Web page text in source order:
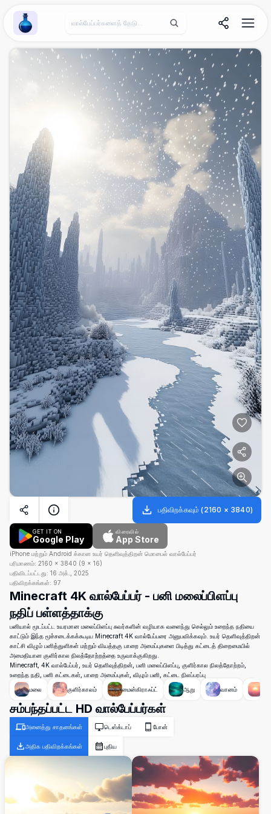
Wallpaper Alchemy
பதிவிறக்கவும் (2160 × 3840)
GET IT ON
Google Play
விரைவில்
App Store
iPhone மற்றும் Android க்கான உயர் தெளிவுத்திறன் மொபைல் வால்பேப்பர்
பரிமாணம்: 2160 × 3840 (9 × 16)
பதிவிடப்பட்டது: 16 அக்., 2025
பதிவிறக்கங்கள்: 97
Minecraft 4K வால்பேப்பர் - பனி மலைப்பிளப்பு
நதிப் பள்ளத்தாக்கு
பனியால் மூடப்பட்ட உயரமான மலைப்பிளப்பு சுவர்களின் வழியாக வளைந்து செல்லும் உறைந்த நதியை
காட்டும் இந்த மூச்சடைக்கக்கூடிய Minecraft 4K வால்பேப்பரை அனுபவிக்கவும். உயர் தெளிவுத்திறன்
காட்சி விழும் பனித்துளிகள் மற்றும் வியத்தகு பாறை அமைப்புகளை பிடித்து கட்டைத் திறைமையில்
அமைதியான குளிர்கால நிலத்தோற்றத்தை உருவாக்குகிறது.
Minecraft, 4K வால்பேப்பர், உயர் தெளிவுத்திறன், பனி மலைப்பிளப்பு, குளிர்கால நிலத்தோற்றம்,
உறைந்த நதி, பனி கட்டைகள், பாறை அமைப்புகள், விழும் பனி, கட்டை நிலப்பரப்பு
மலை
குளிர்காலம் மைன்கிராஃப்ட் ஆறு வானம்
சம்பந்தப்பட்ட HD வால்பேப்பர்கள்
அனைத்து சாதனங்கள் டெஸ்க்டாப் போன்
அதிக பதிவிறக்கங்கள் புதிய